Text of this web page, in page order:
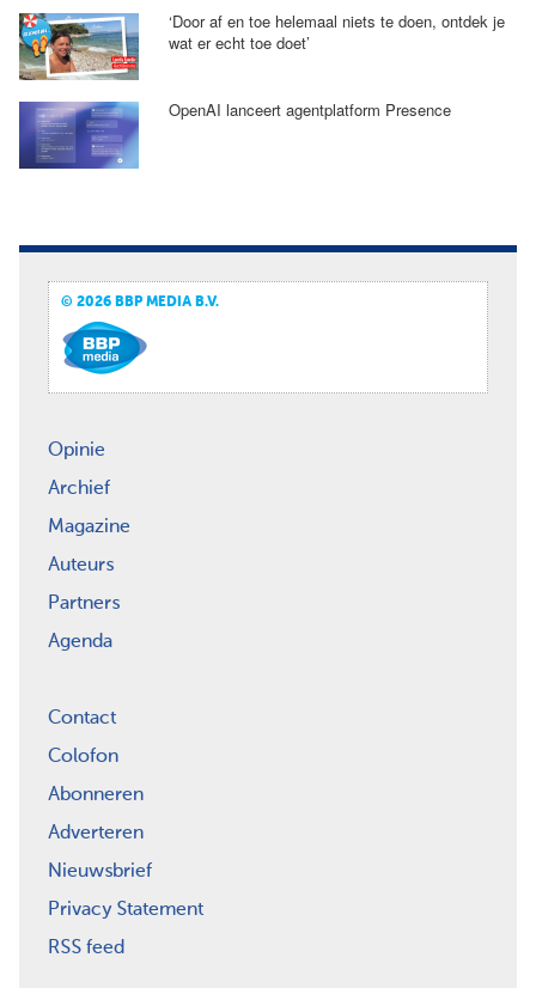
‘Door af en toe helemaal niets te doen, ontdek je
wat er echt toe doet’
OpenAI lanceert agentplatform Presence
© 2026 BBP MEDIA B.V.
Opinie
Archief
Magazine
Auteurs
Partners
Agenda
Contact
Colofon
Abonneren
Adverteren
Nieuwsbrief
Privacy Statement
RSS feed